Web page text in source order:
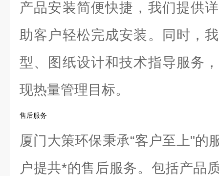
产品安装简便快捷，我们提供
助客户轻松完成安装。同时，
型、图纸设计和技术指导服务
现热量管理目标。
售后服务
厦门大策环保秉承“客户至上"的
户提共*的售后服务。包括产品